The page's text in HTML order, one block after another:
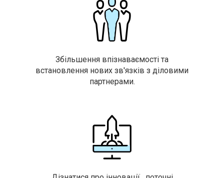
Збільшення впізнаваємості та
встановлення нових зв'язків з діловими
партнерами.